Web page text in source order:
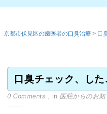
京都市伏見区の歯医者の口臭治療 > 口
口臭チェック、し
0 Comments , in 医院からのお知